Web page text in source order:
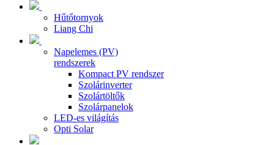
Hűtőtornyok
Liang Chi
Napelemes (PV)
rendszerek
Kompact PV rendszer
Szolárinverter
Szolártöltők
Szolárpanelok
LED-es világítás
Opti Solar